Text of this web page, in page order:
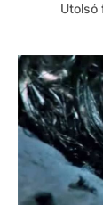
Utolsó